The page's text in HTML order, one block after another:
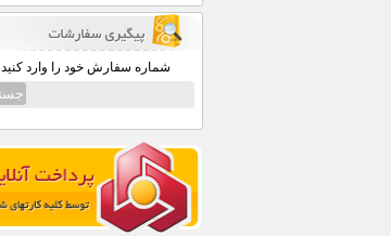
شماره سفارش خود را وارد کنید